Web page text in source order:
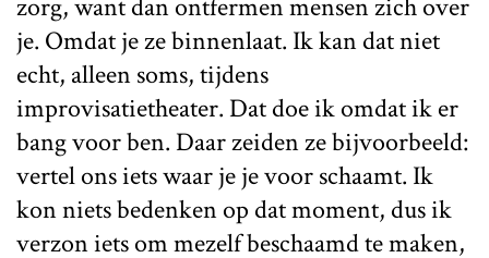
je. Omdat je ze binnenlaat. Ik kan dat niet
echt, alleen soms, tijdens
improvisatietheater. Dat doe ik omdat ik er
bang voor ben. Daar zeiden ze bijvoorbeeld:
vertel ons iets waar je je voor schaamt. Ik
kon niets bedenken op dat moment, dus ik
verzon iets om mezelf beschaamd te maken,